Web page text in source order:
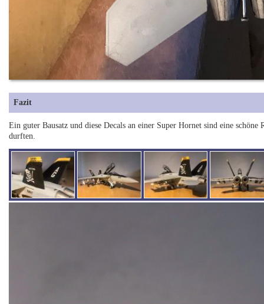
Fazit
Ein guter Bausatz und diese Decals an einer Super Hornet sind eine
durften.